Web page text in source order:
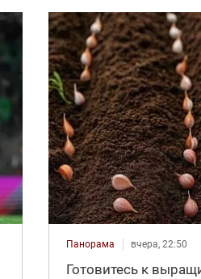
Панорама вчера, 22:50
Готовитесь к